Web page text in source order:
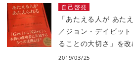
自己啓発
「あたえる人が あた
／ジョン・デイビッ
ることの大切さ」を改
2019/03/25